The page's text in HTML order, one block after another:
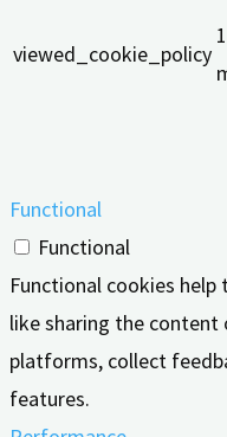
viewed_cookie_policy
Functional
Functional
Functional cookies
like sharing the
platforms, collect
features.